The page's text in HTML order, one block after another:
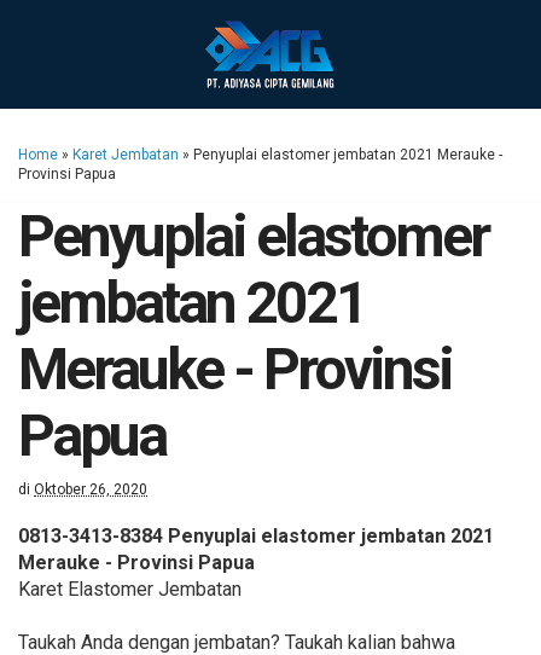
Home » Karet Jembatan » Penyuplai elastomer jembatan 2021 Merauke -
Provinsi Papua
Penyuplai elastomer
jembatan 2021
Merauke - Provinsi
Papua
di Oktober 26, 2020
0813-3413-8384 Penyuplai elastomer jembatan 2021
Merauke - Provinsi Papua
Karet Elastomer Jembatan
Taukah Anda dengan jembatan? Taukah kalian bahwa